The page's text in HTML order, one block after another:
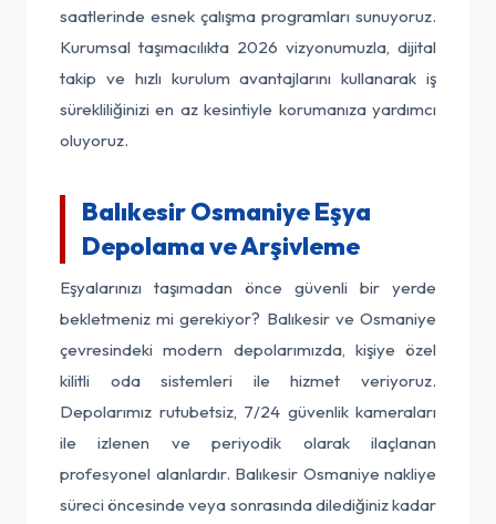
saatlerinde esnek çalışma programları sunuyoruz.
Kurumsal taşımacılıkta 2026 vizyonumuzla, dijital
takip ve hızlı kurulum avantajlarını kullanarak iş
sürekliliğinizi en az kesintiyle korumanıza yardımcı
oluyoruz.
Balıkesir Osmaniye Eşya
Depolama ve Arşivleme
Eşyalarınızı taşımadan önce güvenli bir yerde
bekletmeniz mi gerekiyor? Balıkesir ve Osmaniye
çevresindeki modern depolarımızda, kişiye özel
kilitli oda sistemleri ile hizmet veriyoruz.
Depolarımız rutubetsiz, 7/24 güvenlik kameraları
ile izlenen ve periyodik olarak ilaçlanan
profesyonel alanlardır. Balıkesir Osmaniye nakliye
süreci öncesinde veya sonrasında dilediğiniz kadar